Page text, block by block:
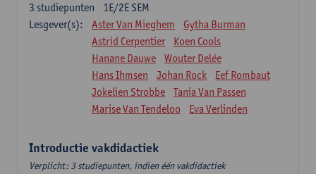
1E/2E SEM
3 studiepunten
Lesgever(s):
Aster Van Mieghem
Gytha Burman
Astrid Cerpentier
Koen Cools
Hanane Dauwe
Wouter Delée
Hans Ihmsen
Johan Rock
Eef Rombaut
Jokelien Strobbe
Tania Van Passen
Marise Van Tendeloo
Eva Verlinden
Introductie vakdidactiek
Verplicht: 3 studiepunten, indien één vakdidactiek